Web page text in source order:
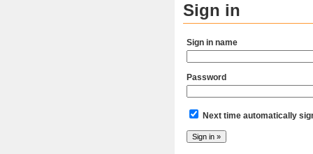
Sign in
Sign in name
Password
Next time automatically